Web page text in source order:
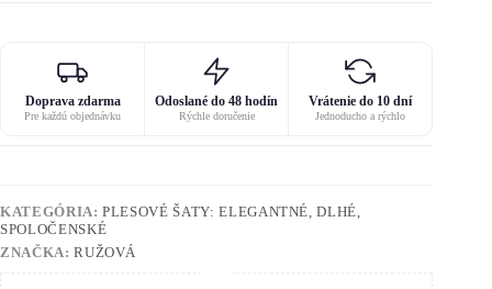
Doprava zdarma
Pre každú objednávku
Odoslané do 48 hodín
Rýchle doručenie
Vrátenie do 10 dní
Jednoducho a rýchlo
KATEGÓRIA:PLESOVÉ ŠATY: ELEGANTNÉ, DLHÉ,
SPOLOČENSKÉ
ZNAČKA:RUŽOVÁ